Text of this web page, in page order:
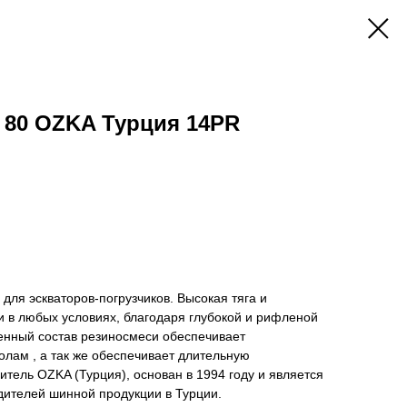
OZKA Турция 14PR
эскваторов-погрузчиков. Высокая тяга и
в любых условиях, благодаря глубокой и рифленой
состав резиносмеси обеспечивает
, а так же обеспечивает длительную
OZKA (Турция), основан в 1994 году и является
шинной продукции в Турции.